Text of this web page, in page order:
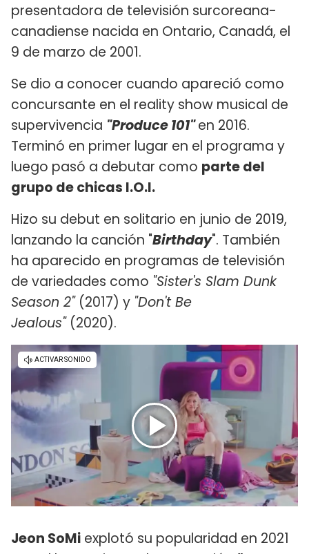
presentadora de televisión surcoreana-
canadiense nacida en Ontario, Canadá, el
9 de marzo de 2001.
Se dio a conocer cuando apareció como
concursante en el reality show musical de
supervivencia "Produce 101"en 2016.
Terminó en primer lugar en el programa y
luego pasó a debutar como parte del
grupo de chicas I.O.I.
Hizo su debut en solitario en junio de 2019,
lanzando la canción "Birthday". También
ha aparecido en programas de televisión
de variedades como "Sister's Slam Dunk
Season 2"(2017) y "Don't Be
Jealous"(2020).
Jeon SoMi explotó su popularidad en 2021